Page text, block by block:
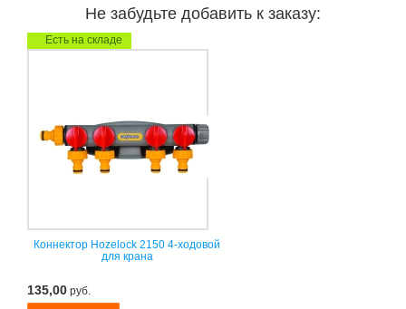
Не забудьте добавить к заказу:
Есть на складе
Коннектор Hozelock 2150 4-ходовой
для крана
135,00 руб.